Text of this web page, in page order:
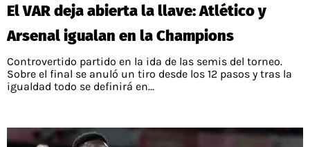
El VAR deja abierta la llave: Atlético y
Arsenal igualan en la Champions
Controvertido partido en la ida de las semis del torneo.
Sobre el final se anuló un tiro desde los 12 pasos y tras la
igualdad todo se definirá en...